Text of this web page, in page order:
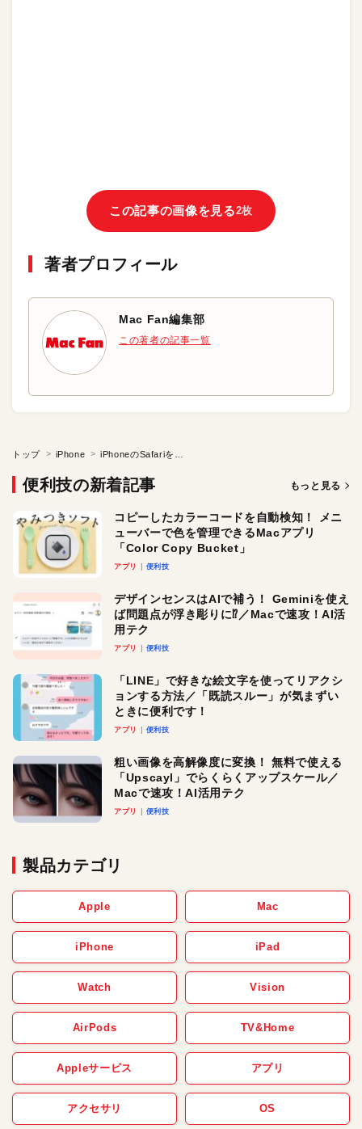
この記事の画像を見る2枚
著者プロフィール
Mac Fan編集部
この著者の記事一覧
トップ iPhone
便利技の新着記事 もっと見る
コピーしたカラーコードを自動検知！ メニ
ューバーで色を管理できるMacアプリ
「Color Copy Bucket」
アプリ 便利技
デザインセンスはAIで補う！ Geminiを使え
ば問題点が浮き彫りに⁉︎／Macで速攻！AI活
用テク
アプリ 便利技
「LINE」で好きな絵文字を使ってリアクシ
ョンする方法／「既読スルー」が気まずい
ときに便利です！
アプリ 便利技
粗い画像を高解像度に変換！ 無料で使える
「Upscayl」でらくらくアップスケール／
Macで速攻！AI活用テク
アプリ 便利技
製品カテゴリ
Apple Mac
iPhone iPad
Watch Vision
AirPods TV&Home
Appleサービス アプリ
アクセサリ OS